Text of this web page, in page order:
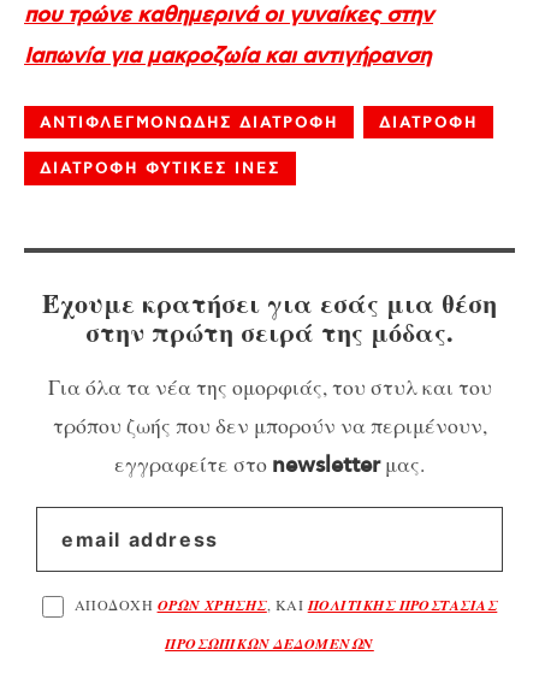
που τρώνε καθημερινά οι γυναίκες στην
Ιαπωνία για μακροζωία και αντιγήρανση
ΑΝΤΙΦΛΕΓΜΟΝΩΔΗΣ ΔΙΑΤΡΟΦΗ ΔΙΑΤΡΟΦΗ
ΔΙΑΤΡΟΦΗ ΦΥΤΙΚΕΣ ΙΝΕΣ
Έχουμε κρατήσει για εσάς μια θέση
στην πρώτη σειρά της μόδας.
Για όλα τα νέα της ομορφιάς, του στυλ και του
τρόπου ζωής που δεν μπορούν να περιμένουν,
εγγραφείτε στο newsletterμας.
ΑΠΟΔΟΧΗ ΟΡΩΝ ΧΡΗΣΗΣ, ΚΑΙΠΟΛΙΤΙΚΗΣ ΠΡΟΣΤΑΣΙΑΣ
ΠΡΟΣΩΠΙΚΩΝ ΔΕΔΟΜΕΝΩΝ